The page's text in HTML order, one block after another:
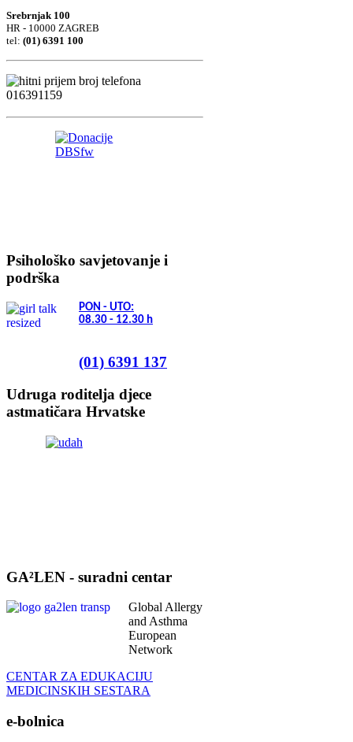
Srebrnjak 100
HR - 10000 ZAGREB
tel: (01) 6391 100
Psihološko savjetovanje i
podrška
PON - UTO:
08.30 - 12.30 h
(01) 6391 137
Udruga roditelja djece
astmatičara Hrvatske
GA²LEN - suradni centar
Global Allergy
and Asthma
European
Network
CENTAR ZA EDUKACIJU
MEDICINSKIH SESTARA
e-bolnica